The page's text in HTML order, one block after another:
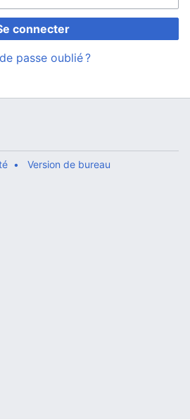
connecter
passe oublié ?
Version de bureau